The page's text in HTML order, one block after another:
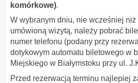
komórkowe).
W wybranym dniu, nie wcześniej niż
umówioną wizytą, należy pobrać
numer telefonu (podany przy
dotykowym automatu biletowego w
Miejskiego w Białymstoku przy ul.
Przed rezerwacją terminu najlepiej